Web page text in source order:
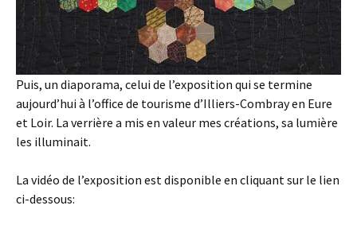
Puis, un diaporama, celui de l’exposition qui se termine
aujourd’hui à l’office de tourisme d’Illiers-Combray en Eure
et Loir. La verrière a mis en valeur mes créations, sa lumière
les illuminait.
La vidéo de l’exposition est disponible en cliquant sur le lien
ci-dessous: